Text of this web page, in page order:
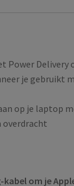
Power
je gebruikt
op je laptop
overdracht
kabel om je